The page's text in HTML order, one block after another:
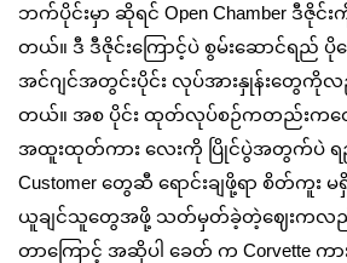
ဘက်ပိုင်းမှာ ဆိုရင် Open Chamber ဒီဇိုင်
တယ်။ ဒီ ဒီဇိုင်းကြောင့်ပဲ စွမ်းဆောင်ရည်
အင်ဂျင်အတွင်းပိုင်း လုပ်အားနှုန်းတွေကို
တယ်။ အစ ပိုင်း ထုတ်လုပ်စဉ်ကတည်းကတေ
အထူးထုတ်ကား လေးကို ပြိုင်ပွဲအတွက်ပဲ ရ
Customer တွေဆီ ရောင်းချဖို့ရာ စိတ်ကူး မ
ယူချင်သူတွေအဖို့ သတ်မှတ်ခဲ့တဲ့ဈေးကလည်း
တာကြောင့် အဆိုပါ ခေတ် က Corvette